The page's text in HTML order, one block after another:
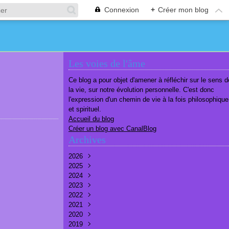
Connexion + Créer mon blog
Les voies de l'âme
Ce blog a pour objet d'amener à réfléchir sur le sens
la vie, sur notre évolution personnelle. C'est donc
l'expression d'un chemin de vie à la fois philosophique
et spirituel.
Accueil du blog
Créer un blog avec CanalBlog
Archives
2026
Août
Juillet
Juin
Mai(7)
Avril
Mars
Février
2025
Décembre
Novembre
Octobre
Septembre
Août
Juillet
2024
Décembre
Novembre
Octobre
Septembre
Août
2023
Décembre
Novembre
Octobre
Septembre
2022
Décembre
Septembre
Août
2021
Décembre
Novembre
2020
Décembre
2019